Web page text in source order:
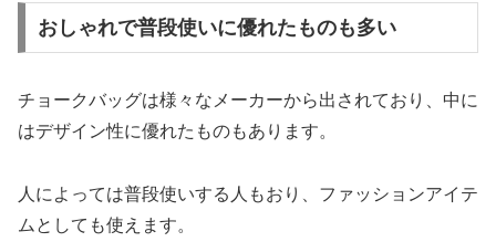
おしゃれで普段使いに優れたものも多い
チョークバッグは様々なメーカーから出されており、中に
はデザイン性に優れたものもあります。
人によっては普段使いする人もおり、ファッションアイテ
ムとしても使えます。